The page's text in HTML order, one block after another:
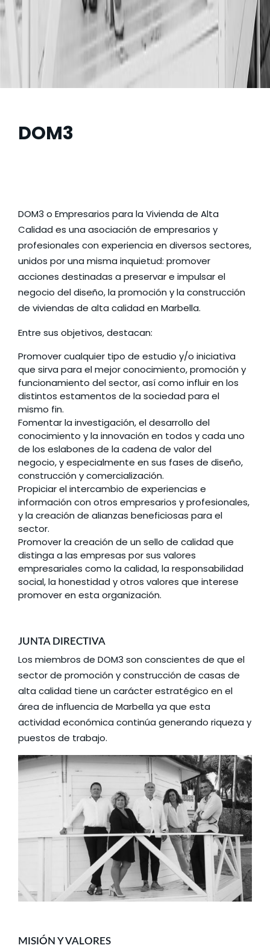
DOM3
DOM3 o Empresarios para la Vivienda de Alta
Calidad es una asociación de empresarios y
profesionales con experiencia en diversos sectores,
unidos por una misma inquietud: promover
acciones destinadas a preservar e impulsar el
negocio del diseño, la promoción y la construcción
de viviendas de alta calidad en Marbella.
Entre sus objetivos, destacan:
Promover cualquier tipo de estudio y/o iniciativa
que sirva para el mejor conocimiento, promoción y
funcionamiento del sector, así como influir en los
distintos estamentos de la sociedad para el
mismo fin.
Fomentar la investigación, el desarrollo del
conocimiento y la innovación en todos y cada uno
de los eslabones de la cadena de valor del
negocio, y especialmente en sus fases de diseño,
construcción y comercialización.
Propiciar el intercambio de experiencias e
información con otros empresarios y profesionales,
y la creación de alianzas beneficiosas para el
sector.
Promover la creación de un sello de calidad que
distinga a las empresas por sus valores
empresariales como la calidad, la responsabilidad
social, la honestidad y otros valores que interese
promover en esta organización.
JUNTA DIRECTIVA
Los miembros de DOM3 son conscientes de que el
sector de promoción y construcción de casas de
alta calidad tiene un carácter estratégico en el
área de influencia de Marbella ya que esta
actividad económica continúa generando riqueza y
puestos de trabajo.
MISIÓN Y VALORES